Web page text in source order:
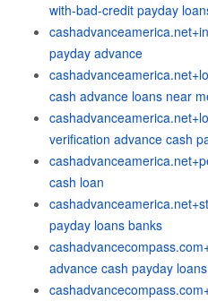
with-bad-credit payday
payday advance
cash advance loans near
verification advance cash
cash loan
payday loans banks
advance cash payday loans